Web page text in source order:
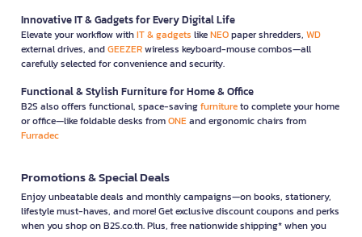
Innovative IT & Gadgets for Every Digital Life
Elevate your workflow withIT & gadgets likeNEOpaper shredders, WD
external drives, andGEEZERwireless keyboard-mouse combos—all
carefully selected for convenience and security.
Functional & Stylish Furniture for Home & Office
B2S also offers functional, space-savingfurnitureto complete your home
or office—like foldable desks fromONEand ergonomic chairs from
Furradec
Promotions & Special Deals
Enjoy unbeatable deals and monthly campaigns—on books, stationery,
lifestyle must-haves, and more! Get exclusive discount coupons and perks
when you shop on B2S.co.th. Plus, free nationwide shipping* when you